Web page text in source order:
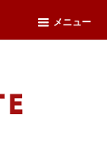
メニュー